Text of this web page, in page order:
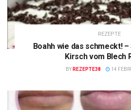
REZEPTE
Boahh wie das schmeckt!
Kirsch vom Blech
BY REZEPTE38 14